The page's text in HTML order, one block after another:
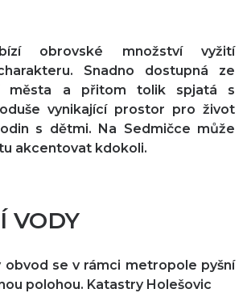
obrovské množství vyžití
Snadno dostupná ze
města a přitom tolik spjatá s
vynikající prostor pro život
s dětmi. Na Sedmičce může
akcentovat kdokoli.
VODY
obvod se v rámci metropole pyšní
polohou. Katastry Holešovic